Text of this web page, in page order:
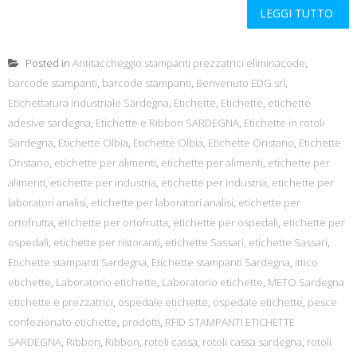
LEGGI TUTTO
Posted in Antitaccheggio stampanti prezzatrici eliminacode,
barcode stampanti, barcode stampanti, Benvenuto EDG srl,
Etichettatura industriale Sardegna, Etichette, Etichette, etichette
adesive sardegna, Etichette e Ribbon SARDEGNA, Etichette in rotoli
Sardegna, Etichette Olbia, Etichette Olbia, Etichette Oristano, Etichette
Oristano, etichette per alimenti, etichette per alimenti, etichette per
alimenti, etichette per industria, etichette per industria, etichette per
laboratori analisi, etichette per laboratori analisi, etichette per
ortofrutta, etichette per ortofrutta, etichette per ospedali, etichette per
ospedali, etichette per ristoranti, etichette Sassari, etichette Sassari,
Etichette stampanti Sardegna, Etichette stampanti Sardegna, ittico
etichette, Laboratorio etichette, Laboratorio etichette, METO Sardegna
etichette e prezzatrici, ospedale etichette, ospedale etichette, pesce
confezionato etichette, prodotti, RFID STAMPANTI ETICHETTE
SARDEGNA, Ribbon, Ribbon, rotoli cassa, rotoli cassa sardegna, rotoli